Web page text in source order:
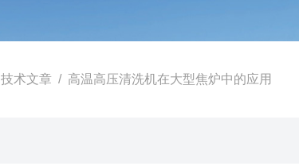
技术文章 / 高温高压清洗机在大型焦炉中的应用